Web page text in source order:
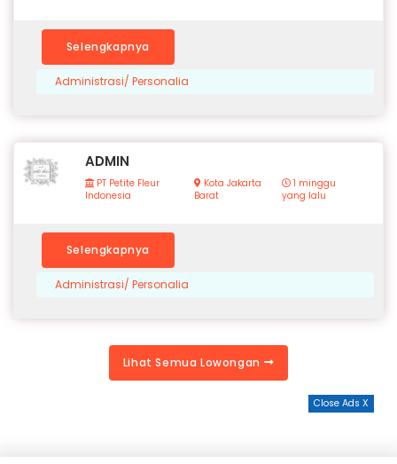
Selengkapnya
Administrasi/ Personalia
ADMIN
PT Petite Fleur
Indonesia
Kota Jakarta
Barat
1 minggu
yang lalu
Selengkapnya
Administrasi/ Personalia
Lihat Semua Lowongan
Close Ads X